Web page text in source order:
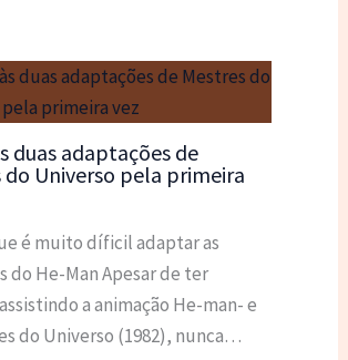
duas adaptações de
do Universo pela primeira
é muito díficil adaptar as
do He-Man Apesar de ter
a animação He-man- e
do Universo (1982), nunca…